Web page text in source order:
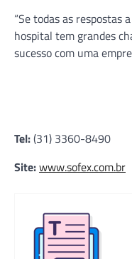
“Se todas as respostas
hospital tem grandes
sucesso com uma
Tel:(31) 3360-8490
Site:www.sofex.com.br